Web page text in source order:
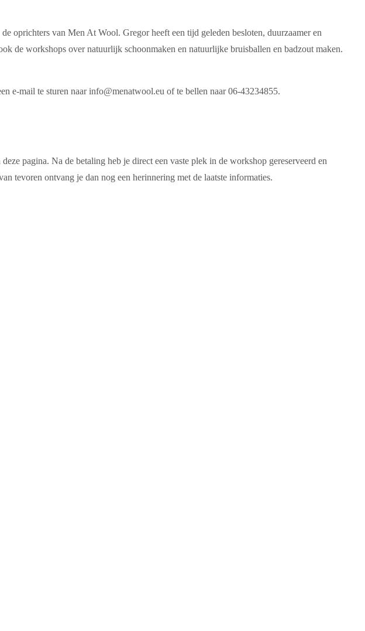
oprichters van Men At Wool. Gregor heeft een tijd geleden besloten, duurzaamer en
de workshops over natuurlijk schoonmaken en natuurlijke bruisballen en badzout maken.
e-mail te sturen naar info@menatwool.eu of te bellen naar 06-43234855.
pagina. Na de betaling heb je direct een vaste plek in de workshop gereserveerd en
tevoren ontvang je dan nog een herinnering met de laatste informaties.